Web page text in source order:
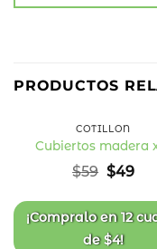
PRODUCTOS
COTILLÓN
Cubiertos madera
$59 El
era:
$59.
$49El
es:
¡Compralo en12
de$4!